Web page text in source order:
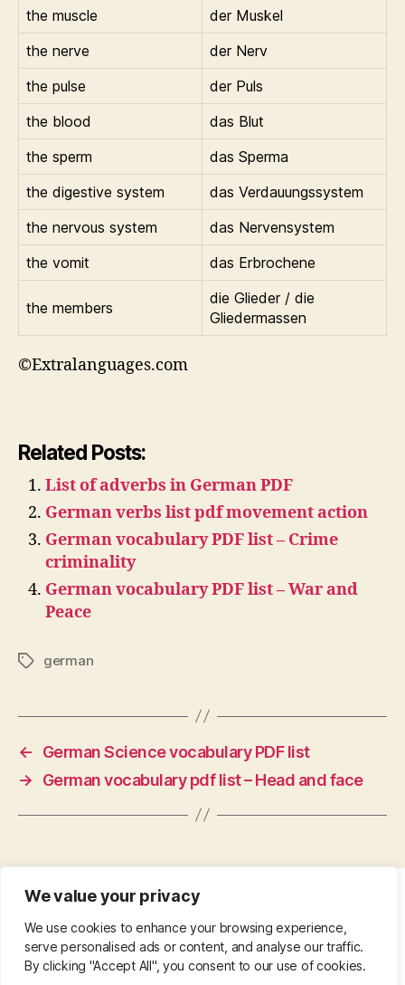
We value your privacy
We use cookies to enhance your browsing experience,
serve personalised ads or content, and analyse our traffic.
By clicking "Accept All", you consent to our use of cookies.
the muscle
der Muskel
the nerve
der Nerv
the pulse
der Puls
the blood
das Blut
the sperm
das Sperma
the digestive system
das Verdauungssystem
the nervous system
das Nervensystem
the vomit
das Erbrochene
the members
die Glieder / die
Gliedermassen
©Extralanguages.com
Related Posts:
List of adverbs in German PDF
German verbs list pdf movement action
German vocabulary PDF list – Crime
criminality
German vocabulary PDF list – War and
Peace
Tagsgerman
←
German Science vocabulary PDF list
→
German vocabulary pdf list – Head and face
CONTACT •ABOUT•PRIVACY POLICY
COPYRIGHT •PINTEREST